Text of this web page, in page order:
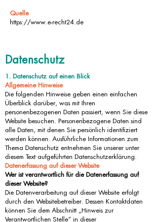
Quelle
https://www.e-recht24.de
Datenschutz
1. Datenschutz auf einen Blick
Allgemeine Hinweise
Die folgenden Hinweise geben einen einfachen
Überblick darüber, was mit Ihren
personenbezogenen Daten passiert, wenn Sie diese
Website besuchen. Personenbezogene Daten sind
alle Daten, mit denen Sie persönlich identifiziert
werden können. Ausführliche Informationen zum
Thema Datenschutz entnehmen Sie unserer unter
diesem Text aufgeführten Datenschutzerklärung.
Datenerfassung auf dieser Website
Wer ist verantwortlich für die Datenerfassung auf
dieser Website?
Die Datenverarbeitung auf dieser Website erfolgt
durch den Websitebetreiber. Dessen Kontaktdaten
können Sie dem Abschnitt „Hinweis zur
Verantwortlichen Stelle“ in dieser